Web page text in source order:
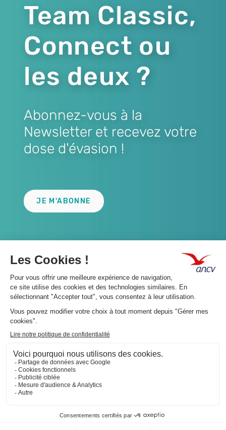
Team Classic,
Connect ou
les deux ?
Abonnez-vous à la
Newsletter et recevez votre
dose d'évasion !
JE M'ABONNE
A propos 👇
Suivez-nous 👇
Infos légales 👇
Phishing : restez vigilants👇